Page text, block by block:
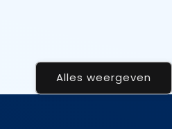
Alles weergeven